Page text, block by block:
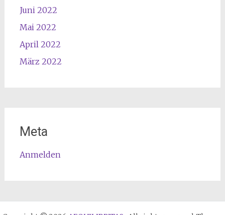
Juni 2022
Mai 2022
April 2022
März 2022
Meta
Anmelden